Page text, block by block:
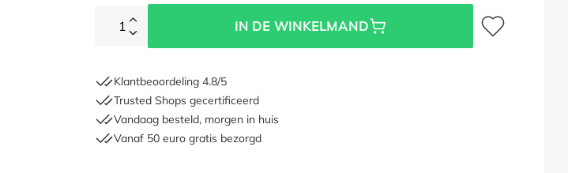
1 IN DE WINKELMAND
Toevoegen aan
Klantbeoordeling 4.8/5
Trusted Shops gecertificeerd
Vandaag besteld, morgen in huis
Vanaf 50 euro gratis bezorgd